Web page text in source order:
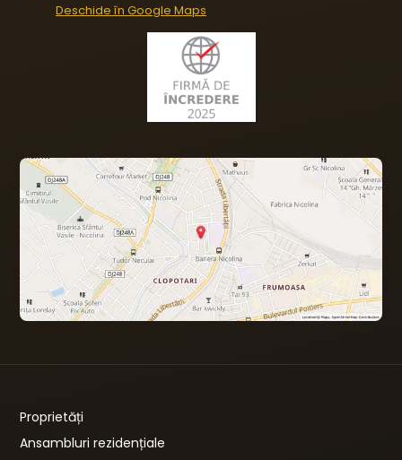
Deschide în Google Maps
Proprietăți
Ansambluri rezidențiale